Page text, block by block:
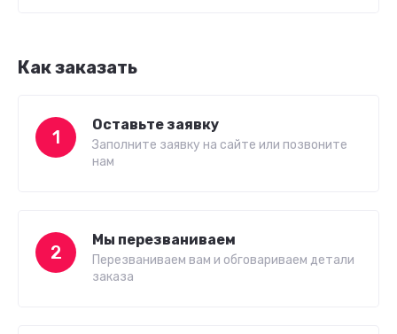
Как заказать
1
Оставьте заявку
Заполните заявку на сайте или позвоните
нам
2
Мы перезваниваем
Перезваниваем вам и обговариваем детали
заказа